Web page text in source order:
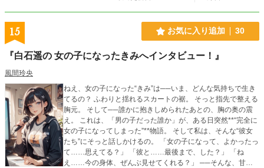
15 お気に入り追加 30
『白石遥の 女の子になったきみへインタビュー！』
風間玲央
ねえ、女の子になった“きみ”は──いま、どんな気持ちで生き
てるの？ ふわりと揺れるスカートの裾。 そっと指先で整える
胸元。 そして──誰かに抱きしめられたあとの、胸の奥の震
え。 これは、「男の子だった誰か」が、ある日突然**“完全に
女の子になってしまった”**物語。 そして私は、そんな“彼女
たち”にそっと話しかけるの。 「女の子になって、よかったっ
て……思えてる？」 「彼と……最後まで、した？」 「ね
え……今の身体、ぜんぶ見せてくれる？」 ──そんな、甘く